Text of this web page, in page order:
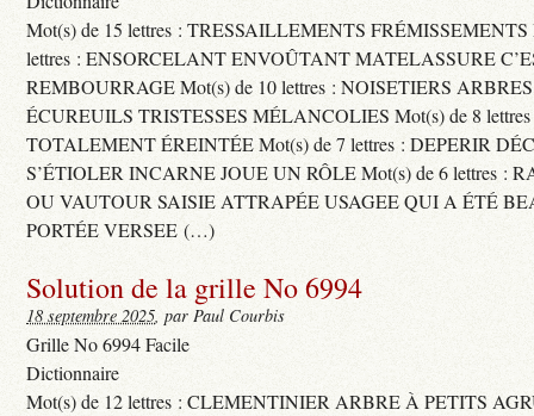
Mot(s) de 15 lettres : TRESSAILLEMENTS FRÉMISSEMENTS
lettres : ENSORCELANT ENVOÛTANT MATELASSURE
REMBOURRAGE Mot(s) de 10 lettres : NOISETIERS
ÉCUREUILS TRISTESSES MÉLANCOLIES Mot(s) de 8
TOTALEMENT ÉREINTÉE Mot(s) de 7 lettres : DEPERIR
S’ÉTIOLER INCARNE JOUE UN RÔLE Mot(s) de 6 lettres :
OU VAUTOUR SAISIE ATTRAPÉE USAGEE QUI A ÉTÉ
PORTÉE VERSEE (…)
Solution de la grille No 6994
18 septembre 2025, par Paul Courbis
Grille No 6994 Facile
Dictionnaire
Mot(s) de 12 lettres : CLEMENTINIER ARBRE À PETITS